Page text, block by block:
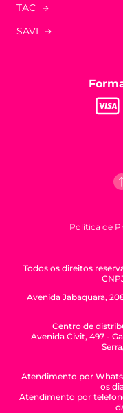
TAC
SAVI
Política de
Todos os direitos
Avenida Jabaquara,
Centro de
Avenida Civit, 497 -
Atendimento por
os
Atendimento por